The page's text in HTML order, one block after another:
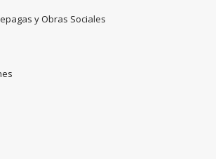
y Obras Sociales